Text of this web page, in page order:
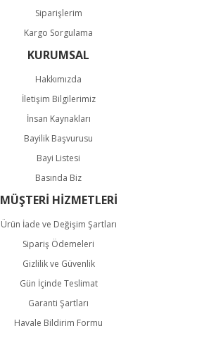
Siparişlerim
Kargo Sorgulama
KURUMSAL
Hakkımızda
İletişim Bilgilerimiz
İnsan Kaynakları
Bayilik Başvurusu
Bayi Listesi
Basında Biz
MÜŞTERİ HİZMETLERİ
Ürün İade ve Değişim Şartları
Sipariş Ödemeleri
Gizlilik ve Güvenlik
Gün İçinde Teslimat
Garanti Şartları
Havale Bildirim Formu